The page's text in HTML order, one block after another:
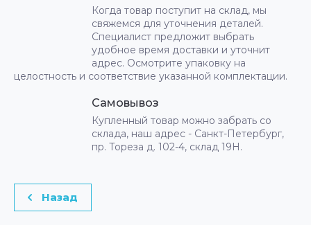
Когда товар поступит на склад, мы
свяжемся для уточнения деталей.
Специалист предложит выбрать
удобное время доставки и уточнит
адрес. Осмотрите упаковку на
целостность и соответствие указанной комплектации.
Самовывоз
Купленный товар можно забрать со
склада, наш адрес - Санкт-Петербург,
пр. Тореза д. 102-4, склад 19Н.
Назад